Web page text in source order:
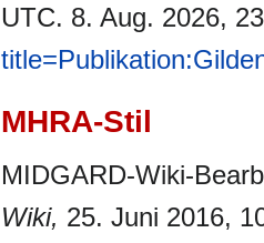
UTC. 8. Aug. 2026,
MHRA-Stil
MIDGARD-Wiki-
Wiki, 25. Juni 2016,